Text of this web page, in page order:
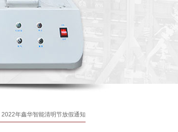
2022年鑫华智能清明节放假通知